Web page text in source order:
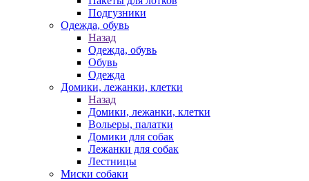
Подгузники
Одежда, обувь
Назад
Одежда, обувь
Обувь
Одежда
Домики, лежанки, клетки
Назад
Домики, лежанки, клетки
Вольеры, палатки
Домики для собак
Лежанки для собак
Лестницы
Миски собаки